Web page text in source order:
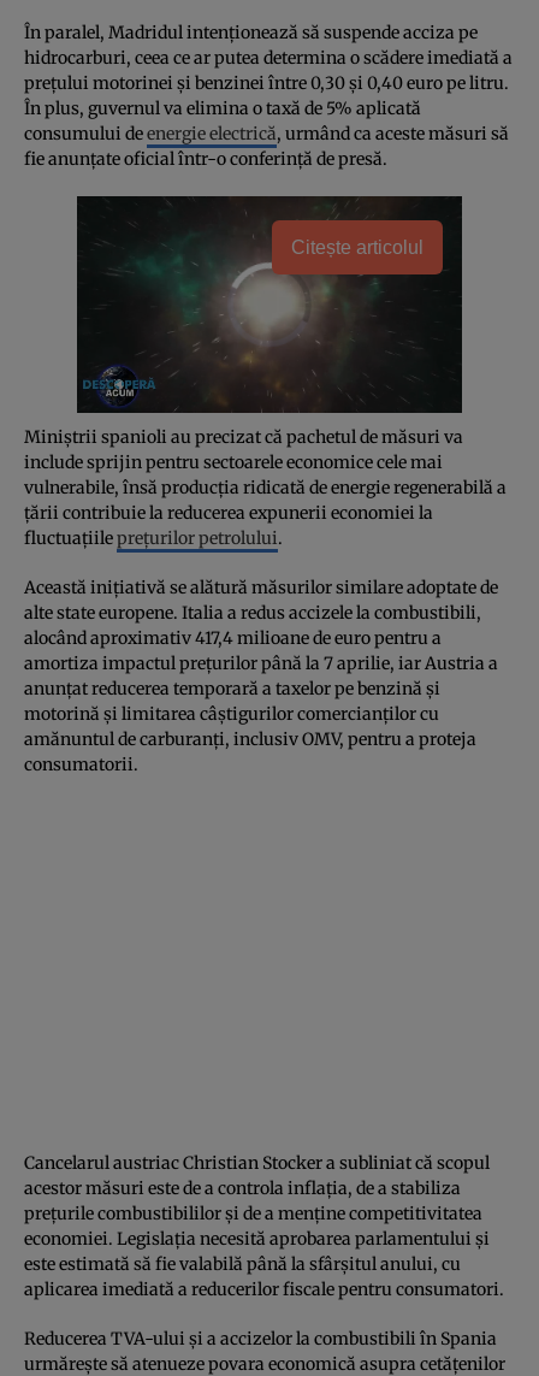
În paralel, Madridul intenționează să suspende acciza pe
hidrocarburi, ceea ce ar putea determina o scădere imediată a
prețului motorinei și benzinei între 0,30 și 0,40 euro pe litru.
În plus, guvernul va elimina o taxă de 5% aplicată
consumului deenergie electrică, urmând ca aceste măsuri să
fie anunțate oficial într-o conferință de presă.
Citește articolul
Miniștrii spanioli au precizat că pachetul de măsuri va
include sprijin pentru sectoarele economice cele mai
vulnerabile, însă producția ridicată de energie regenerabilă a
țării contribuie la reducerea expunerii economiei la
fluctuațiileprețurilor petrolului.
Această inițiativă se alătură măsurilor similare adoptate de
alte state europene. Italia a redus accizele la combustibili,
alocând aproximativ 417,4 milioane de euro pentru a
amortiza impactul prețurilor până la 7 aprilie, iar Austria a
anunțat reducerea temporară a taxelor pe benzină și
motorină și limitarea câștigurilor comercianților cu
amănuntul de carburanți, inclusiv OMV, pentru a proteja
consumatorii.
Cancelarul austriac Christian Stocker a subliniat că scopul
acestor măsuri este de a controla inflația, de a stabiliza
prețurile combustibililor și de a menține competitivitatea
economiei. Legislația necesită aprobarea parlamentului și
este estimată să fie valabilă până la sfârșitul anului, cu
aplicarea imediată a reducerilor fiscale pentru consumatori.
Reducerea TVA-ului și a accizelor la combustibili în Spania
urmărește să atenueze povara economică asupra cetățenilor